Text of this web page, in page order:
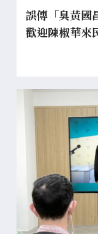
誤傳「臭黃國
歡迎陳椒華來